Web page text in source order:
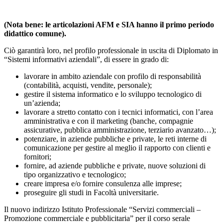
(Nota bene: le articolazioni AFM e SIA hanno il primo periodo
didattico comune).
Ciò garantirà loro, nel profilo professionale in uscita di Diplomato in
“Sistemi informativi aziendali”, di essere in grado di:
lavorare in ambito aziendale con profilo di responsabilità
(contabilità, acquisti, vendite, personale);
gestire il sistema informatico e lo sviluppo tecnologico di
un’azienda;
lavorare a stretto contatto con i tecnici informatici, con l’area
amministrativa e con il marketing (banche, compagnie
assicurative, pubblica amministrazione, terziario avanzato…);
potenziare, in aziende pubbliche e private, le reti interne di
comunicazione per gestire al meglio il rapporto con clienti e
fornitori;
fornire, ad aziende pubbliche e private, nuove soluzioni di
tipo organizzativo e tecnologico;
creare impresa e/o fornire consulenza alle imprese;
proseguire gli studi in Facoltà universitarie.
Il nuovo indirizzo Istituto Professionale “Servizi commerciali –
Promozione commerciale e pubblicitaria” per il corso serale